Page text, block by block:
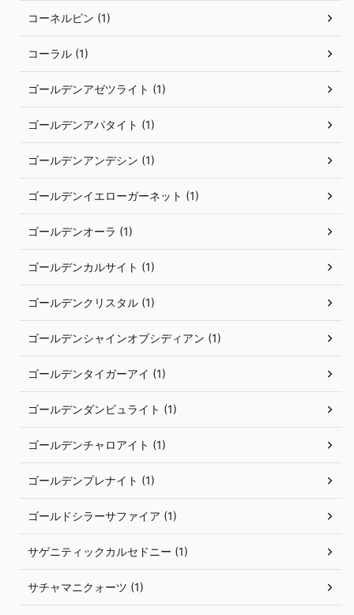
コーネルピン (1)
コーラル (1)
ゴールデンアゼツライト (1)
ゴールデンアパタイト (1)
ゴールデンアンデシン (1)
ゴールデンイエローガーネット (1)
ゴールデンオーラ (1)
ゴールデンカルサイト (1)
ゴールデンクリスタル (1)
ゴールデンシャインオブシディアン (1)
ゴールデンタイガーアイ (1)
ゴールデンダンビュライト (1)
ゴールデンチャロアイト (1)
ゴールデンプレナイト (1)
ゴールドシラーサファイア (1)
サゲニティックカルセドニー (1)
サチャマニクォーツ (1)